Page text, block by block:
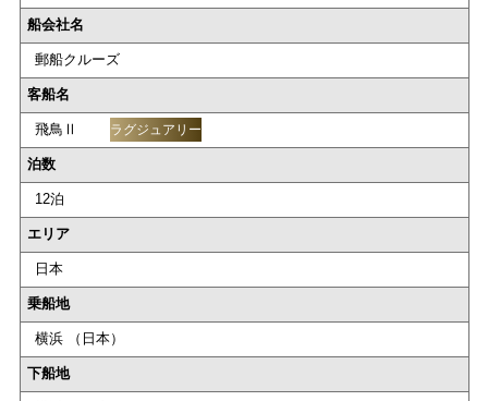
船会社名
郵船クルーズ
客船名
飛鳥Ⅱ ラグジュアリー
泊数
12泊
エリア
日本
乗船地
横浜 （日本）
下船地